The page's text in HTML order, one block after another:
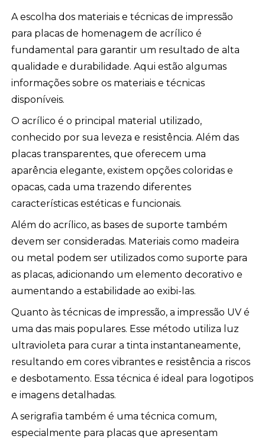
A escolha dos materiais e técnicas de impressão
para placas de homenagem de acrílico é
fundamental para garantir um resultado de alta
qualidade e durabilidade. Aqui estão algumas
informações sobre os materiais e técnicas
disponíveis.
O acrílico é o principal material utilizado,
conhecido por sua leveza e resistência. Além das
placas transparentes, que oferecem uma
aparência elegante, existem opções coloridas e
opacas, cada uma trazendo diferentes
características estéticas e funcionais.
Além do acrílico, as bases de suporte também
devem ser consideradas. Materiais como madeira
ou metal podem ser utilizados como suporte para
as placas, adicionando um elemento decorativo e
aumentando a estabilidade ao exibi-las.
Quanto às técnicas de impressão, a impressão UV é
uma das mais populares. Esse método utiliza luz
ultravioleta para curar a tinta instantaneamente,
resultando em cores vibrantes e resistência a riscos
e desbotamento. Essa técnica é ideal para logotipos
e imagens detalhadas.
A serigrafia também é uma técnica comum,
especialmente para placas que apresentam